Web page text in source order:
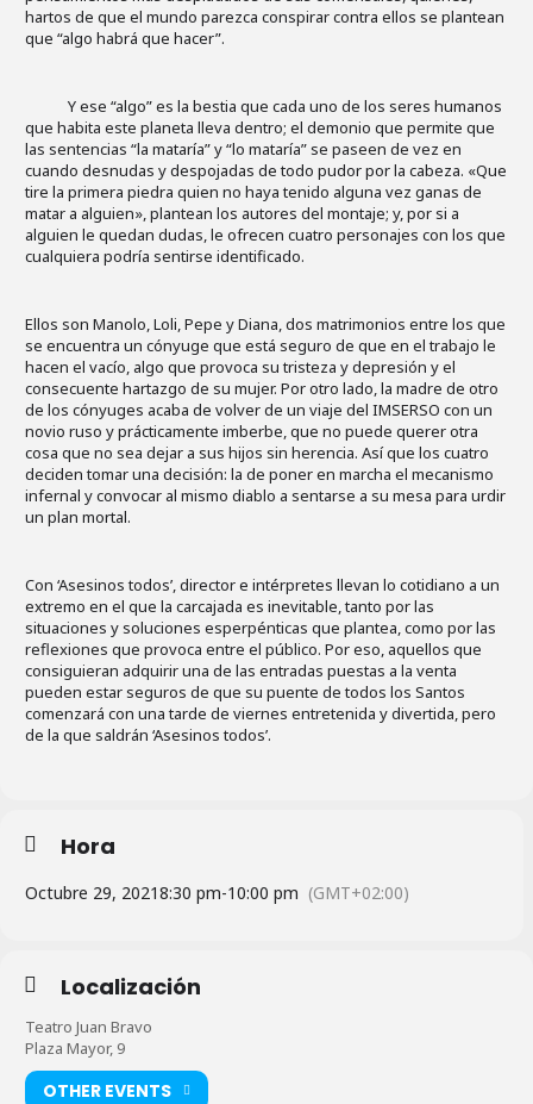
hartos de que el mundo parezca conspirar contra ellos se plantean
que “algo habrá que hacer”.
Y ese “algo” es la bestia que cada uno de los seres humanos
que habita este planeta lleva dentro; el demonio que permite que
las sentencias “la mataría” y “lo mataría” se paseen de vez en
cuando desnudas y despojadas de todo pudor por la cabeza. «Que
tire la primera piedra quien no haya tenido alguna vez ganas de
matar a alguien», plantean los autores del montaje; y, por si a
alguien le quedan dudas, le ofrecen cuatro personajes con los que
cualquiera podría sentirse identificado.
Ellos son Manolo, Loli, Pepe y Diana, dos matrimonios entre los que
se encuentra un cónyuge que está seguro de que en el trabajo le
hacen el vacío, algo que provoca su tristeza y depresión y el
consecuente hartazgo de su mujer. Por otro lado, la madre de otro
de los cónyuges acaba de volver de un viaje del IMSERSO con un
novio ruso y prácticamente imberbe, que no puede querer otra
cosa que no sea dejar a sus hijos sin herencia. Así que los cuatro
deciden tomar una decisión: la de poner en marcha el mecanismo
infernal y convocar al mismo diablo a sentarse a su mesa para urdir
un plan mortal.
Con ‘Asesinos todos’, director e intérpretes llevan lo cotidiano a un
extremo en el que la carcajada es inevitable, tanto por las
situaciones y soluciones esperpénticas que plantea, como por las
reflexiones que provoca entre el público. Por eso, aquellos que
consiguieran adquirir una de las entradas puestas a la venta
pueden estar seguros de que su puente de todos los Santos
comenzará con una tarde de viernes entretenida y divertida, pero
de la que saldrán ‘Asesinos todos’.
Hora
Octubre 29, 20218:30 pm-10:00 pm (GMT+02:00)
Localización
Teatro Juan Bravo
Plaza Mayor, 9
OTHER EVENTS